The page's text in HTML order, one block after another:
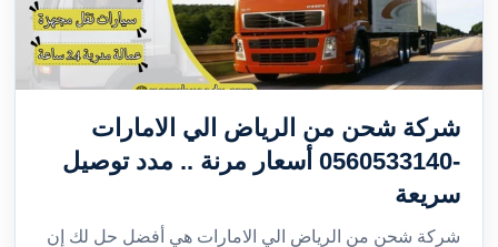
شركة شحن من الرياض الي الامارات
-0560533140 أسعار مرنة .. مدد توصيل
سريعة
شركة شحن من الرياض الي الامارات هي أفضل حل لك إن